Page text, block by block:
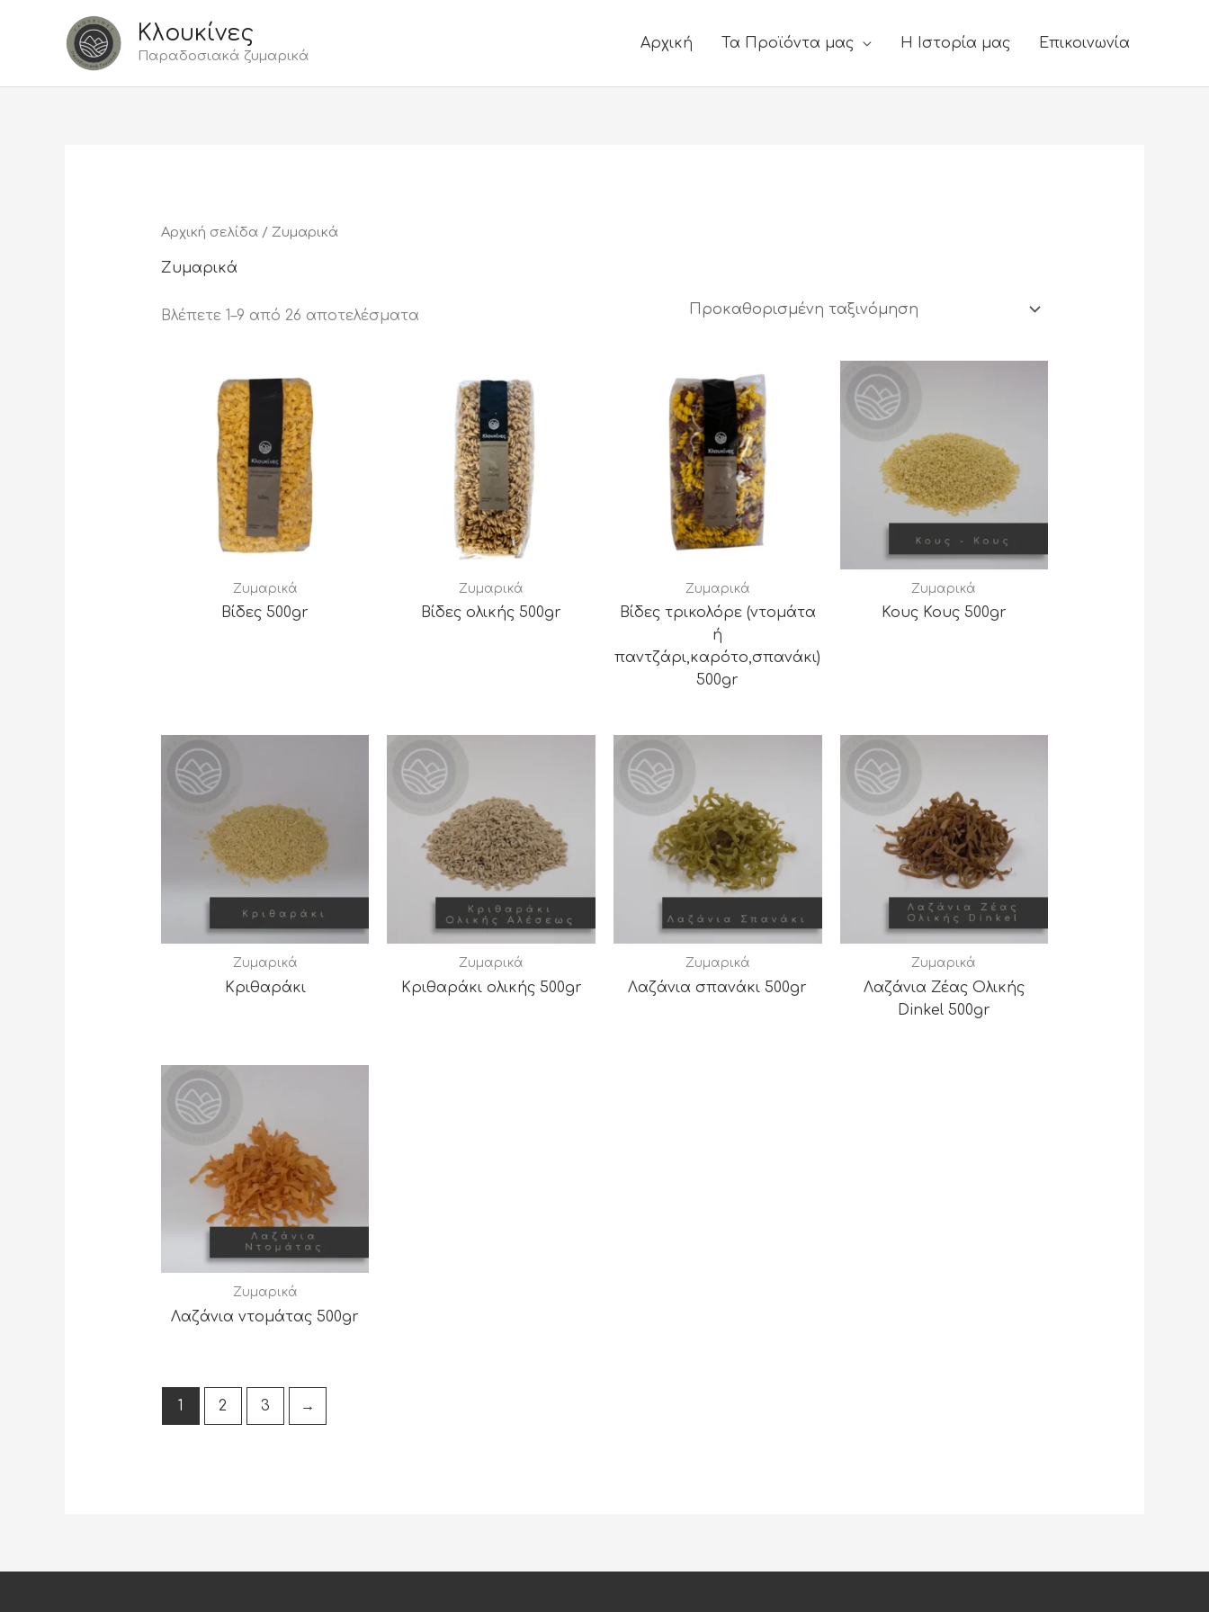
περιεχόμενο
Κλουκίνες
Παραδοσιακά ζυμαρικά
Αρχική Τα Προϊόντα μας Η Ιστορία μας Επικοινωνία
Αρχική σελίδα/ Ζυμαρικά
Ζυμαρικά
Βλέπετε 1–9 από 26 αποτελέσματα
Ζυμαρικά
Βίδες 500gr
Ζυμαρικά
Βίδες ολικής 500gr
Ζυμαρικά
Βίδες τρικολόρε (ντομάτα
ή
παντζάρι,καρότο,σπανάκι)
500gr
Ζυμαρικά
Κους Κους 500gr
Ζυμαρικά
Κριθαράκι
Ζυμαρικά
Κριθαράκι ολικής 500gr
Ζυμαρικά
Λαζάνια σπανάκι 500gr
Ζυμαρικά
Λαζάνια Ζέας Ολικής
Dinkel 500gr
Ζυμαρικά
Λαζάνια ντομάτας 500gr
1 2 3 →